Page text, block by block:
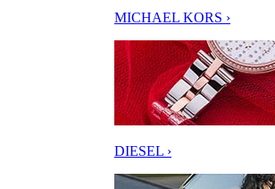
MICHAEL KORS ›
DIESEL ›